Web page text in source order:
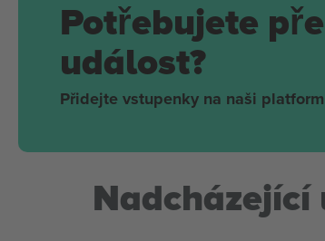
Potřebujete
událost?
Přidejte vstupenky na naši